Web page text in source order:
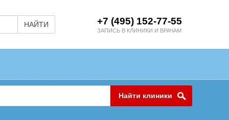
НАЙТИ +7 (495) 152-77-55
ЗАПИСЬ В КЛИНИКИ И ВРАЧАМ
Найти клиники